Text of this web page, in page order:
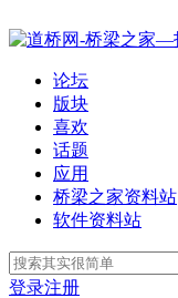
论坛
版块
喜欢
话题
应用
桥梁之家资料站
软件资料站
登录注册